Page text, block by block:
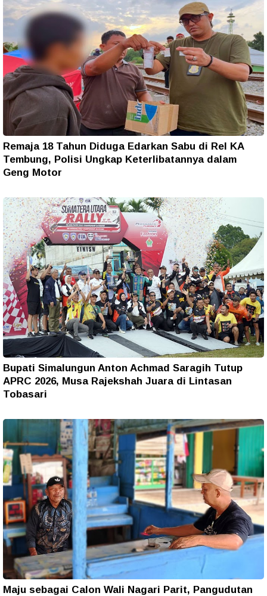
Remaja 18 Tahun Diduga Edarkan Sabu di Rel KA
Tembung, Polisi Ungkap Keterlibatannya dalam
Geng Motor
Bupati Simalungun Anton Achmad Saragih Tutup
APRC 2026, Musa Rajekshah Juara di Lintasan
Tobasari
Maju sebagai Calon Wali Nagari Parit, Pangudutan